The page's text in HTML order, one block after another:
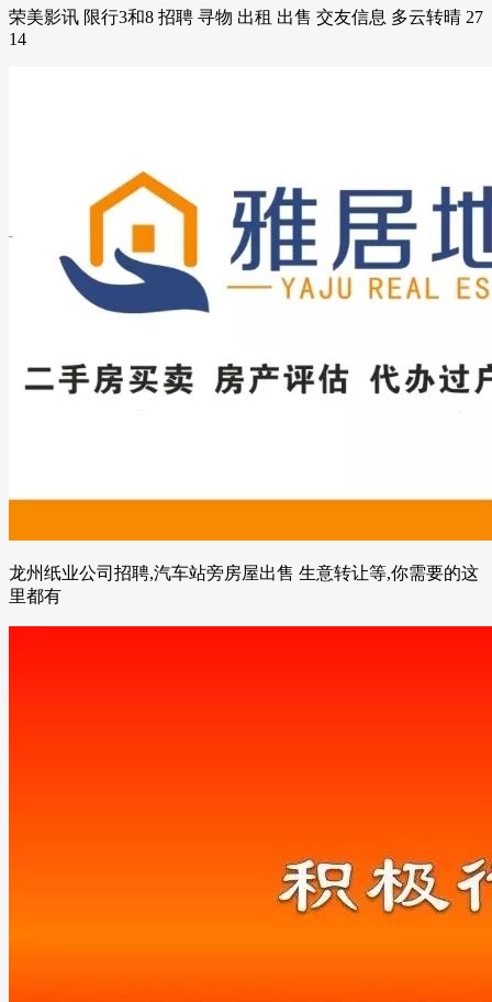
荣美影讯 限行3和8 招聘 寻物 出租 出售 交友信息 多云转晴 27
14
龙州纸业公司招聘,汽车站旁房屋出售 生意转让等,你需要的这
里都有